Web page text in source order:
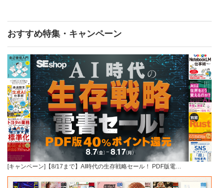
おすすめ特集・キャンペーン
[キャンペーン]【8/17まで】AI時代の生存戦略セール！ PDF版電…